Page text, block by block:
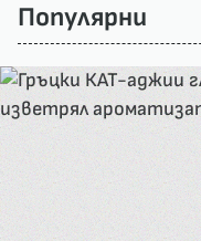
Популярни